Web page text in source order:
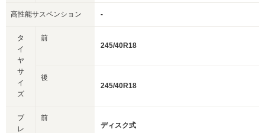
高性能サスペンション -
タ
イ
ヤ
サ
イ
ズ
前
245/40R18
後
245/40R18
ブ
レ
前
ディスク式